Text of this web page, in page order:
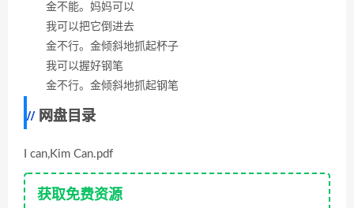
金不能。妈妈可以
我可以把它倒进去
金不行。金倾斜地抓起杯子
我可以握好钢笔
金不行。金倾斜地抓起钢笔
网盘目录
I can,Kim Can.pdf
获取免费资源